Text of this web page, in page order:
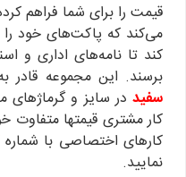
قیمت را برای شما فراهم
می‌کند که پاکت‌های خود را
کند تا نامه‌های اداری و
برسند. این مجموعه
سفید در سایز و گرماژهای
کار مشتری قیمتها متفاوت
کارهای اختصاصی با شماره
نمایید.